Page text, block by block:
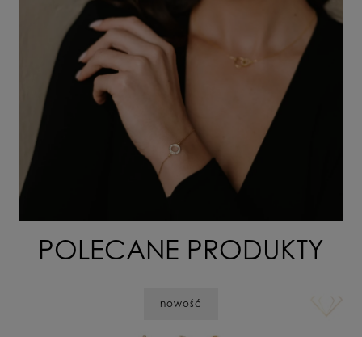
POLECANE PRODUKTY
nowość